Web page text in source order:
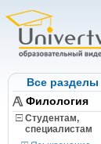
Все разделы
Филология
Студентам,
cпециалистам